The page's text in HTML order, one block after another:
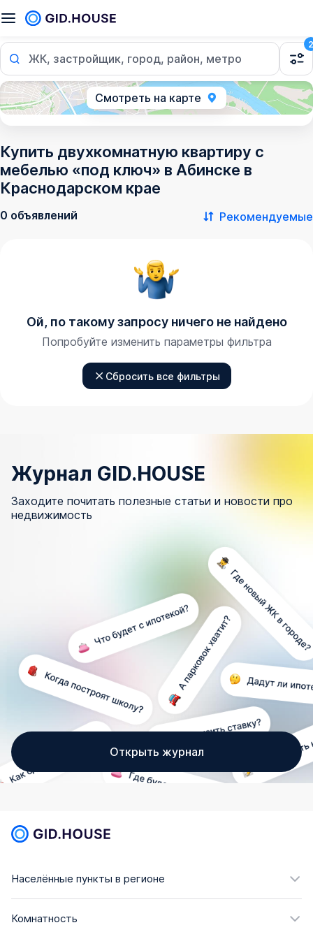
ЖК, застройщик, город, район, метро
2
Смотреть на карте
Купить двухкомнатную квартиру с
мебелью «под ключ» в Абинске в
Краснодарском крае
0 объявлений Рекомендуемые
Ой, по такому запросу ничего не найдено
Попробуйте изменить параметры фильтра
Сбросить все фильтры
Журнал GID.HOUSE
Заходите почитать полезные статьи и новости про
недвижимость
Открыть журнал
Населённые пункты в регионе
Комнатность